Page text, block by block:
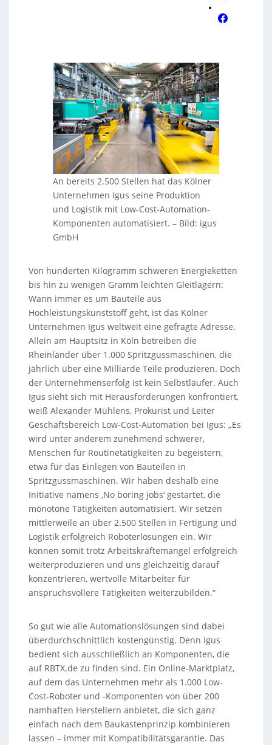
An bereits 2.500 Stellen hat das Kölner
Unternehmen Igus seine Produktion
und Logistik mit Low-Cost-Automation-
Komponenten automatisiert. – Bild: igus
GmbH
Von hunderten Kilogramm schweren Energieketten
bis hin zu wenigen Gramm leichten Gleitlagern:
Wann immer es um Bauteile aus
Hochleistungskunststoff geht, ist das Kölner
Unternehmen Igus weltweit eine gefragte Adresse.
Allein am Hauptsitz in Köln betreiben die
Rheinländer über 1.000 Spritzgussmaschinen, die
jährlich über eine Milliarde Teile produzieren. Doch
der Unternehmenserfolg ist kein Selbstläufer. Auch
Igus sieht sich mit Herausforderungen konfrontiert,
weiß Alexander Mühlens, Prokurist und Leiter
Geschäftsbereich Low-Cost-Automation bei Igus: „Es
wird unter anderem zunehmend schwerer,
Menschen für Routinetätigkeiten zu begeistern,
etwa für das Einlegen von Bauteilen in
Spritzgussmaschinen. Wir haben deshalb eine
Initiative namens ‚No boring jobs‘ gestartet, die
monotone Tätigkeiten automatisiert. Wir setzen
mittlerweile an über 2.500 Stellen in Fertigung und
Logistik erfolgreich Roboterlösungen ein. Wir
können somit trotz Arbeitskräftemangel erfolgreich
weiterproduzieren und uns gleichzeitig darauf
konzentrieren, wertvolle Mitarbeiter für
anspruchsvollere Tätigkeiten weiterzubilden.“
So gut wie alle Automationslösungen sind dabei
überdurchschnittlich kostengünstig. Denn Igus
bedient sich ausschließlich an Komponenten, die
auf RBTX.de zu finden sind. Ein Online-Marktplatz,
auf dem das Unternehmen mehr als 1.000 Low-
Cost-Roboter und -Komponenten von über 200
namhaften Herstellern anbietet, die sich ganz
einfach nach dem Baukastenprinzip kombinieren
lassen – immer mit Kompatibilitätsgarantie. Das